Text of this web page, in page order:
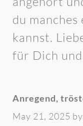
du
kannst.
für Dich
Anregend,
May 21, 2025 by